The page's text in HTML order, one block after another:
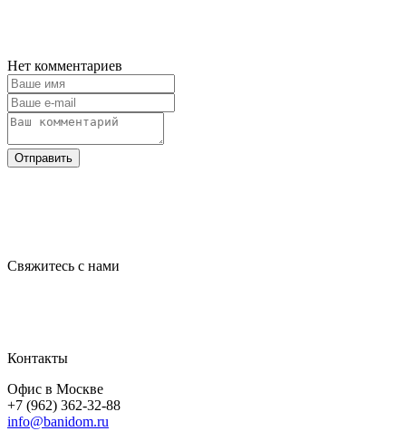
Нет комментариев
Отправить
Свяжитесь с нами
Контакты
Офис в Москве
+7 (962) 362-32-88
info@banidom.ru